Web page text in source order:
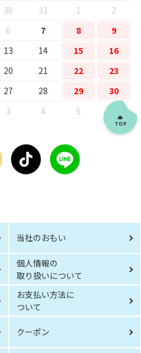
30 31 1
2
6 7 8
9
13 14 15
16
20 21 22
23
27 28 29
30
3 4 5
当社のおもい
個人情報の
取り扱いについて
お支払い方法に
ついて
クーポン